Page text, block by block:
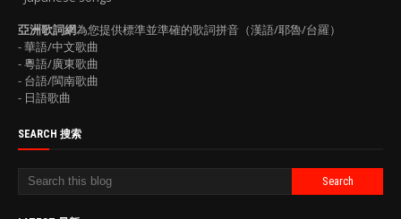
亞洲歌詞網為您提供標準並準確的歌詞拼音（漢語/耶魯/台羅）
- 華語/中文歌曲
- 粵語/廣東歌曲
- 台語/閩南歌曲
- 日語歌曲
SEARCH 搜索